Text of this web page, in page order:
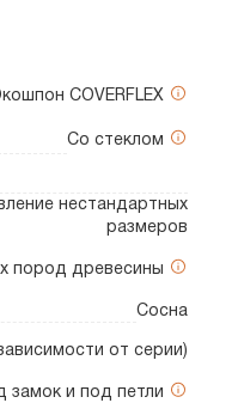
COVERFLEX
Со стеклом
нестандартных
размеров
пород древесины
Сосна
от серии)
замок и под петли